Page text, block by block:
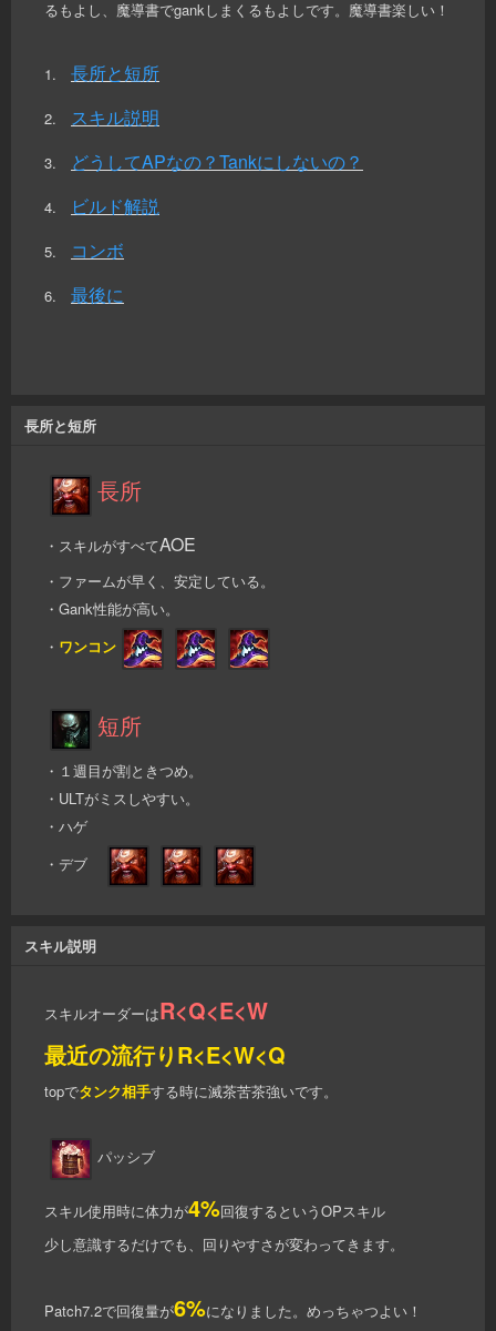
るもよし、魔導書でgankしまくるもよしです。魔導書楽しい！
1. 長所と短所
2. スキル説明
3. どうしてAPなの？Tankにしないの？
4. ビルド解説
5. コンボ
6. 最後に
長所と短所
長所
・スキルがすべてAOE
・ファームが早く、安定している。
・Gank性能が高い。
・ ワンコン
短所
・１週目が割ときつめ。
・ULTがミスしやすい。
・ハゲ
・デブ
スキル説明
スキルオーダーはR<Q<E<W
最近の流行りR<E<W<Q
topでタンク相手する時に滅茶苦茶強いです。
パッシブ
スキル使用時に体力が4%回復するというOPスキル
少し意識するだけでも、回りやすさが変わってきます。
Patch7.2で回復量が6%になりました。めっちゃつよい！